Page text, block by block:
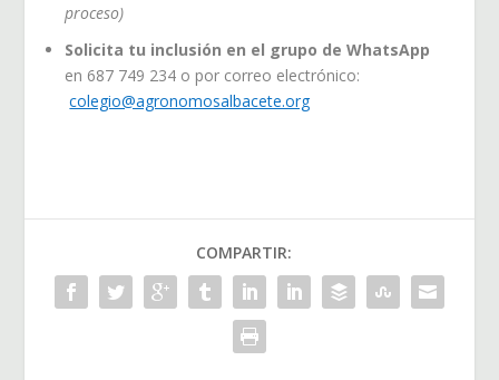
proceso)
Solicita tu inclusión en el grupo de WhatsApp
en 687 749 234 o por correo electrónico:
colegio@agronomosalbacete.org
COMPARTIR: